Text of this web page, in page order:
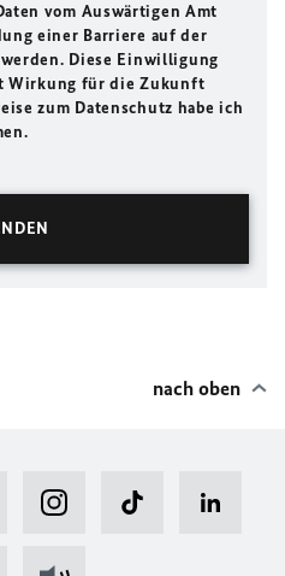
vom Auswärtigen Amt
einer Barriere auf der
Diese Einwilligung
Wirkung für die Zukunft
zum Datenschutz habe ich
nach oben